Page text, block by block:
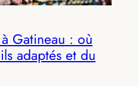
Gatineau : où
adaptés et du